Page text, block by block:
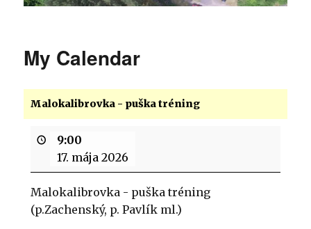
My Calendar
Malokalibrovka - puška tréning
9:00
17. mája 2026
Malokalibrovka - puška tréning
(p.Zachenský, p. Pavlík ml.)